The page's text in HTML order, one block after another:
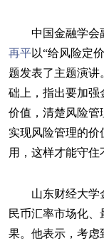
中国金融学会
再平以“给风险定
题发表了主题演讲
础上，指出要加强
价值，清楚风险管
实现风险管理的价
用，这样才能守住
山东财经大学
民币汇率市场化
果。他表示，考虑